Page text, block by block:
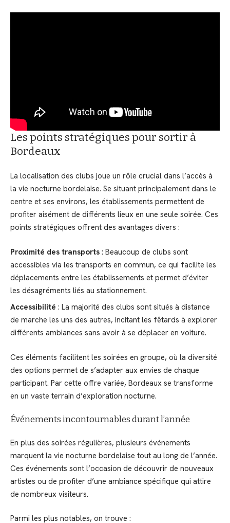
Les points stratégiques pour sortir à
Bordeaux
La localisation des clubs joue un rôle crucial dans l’accès à
la vie nocturne bordelaise. Se situant principalement dans le
centre et ses environs, les établissements permettent de
profiter aisément de différents lieux en une seule soirée. Ces
points stratégiques offrent des avantages divers :
Proximité des transports : Beaucoup de clubs sont
accessibles via les transports en commun, ce qui facilite les
déplacements entre les établissements et permet d’éviter
les désagréments liés au stationnement.
Accessibilité : La majorité des clubs sont situés à distance
de marche les uns des autres, incitant les fêtards à explorer
différents ambiances sans avoir à se déplacer en voiture.
Ces éléments facilitent les soirées en groupe, où la diversité
des options permet de s’adapter aux envies de chaque
participant. Par cette offre variée, Bordeaux se transforme
en un vaste terrain d’exploration nocturne.
Événements incontournables durant l’année
En plus des soirées régulières, plusieurs événements
marquent la vie nocturne bordelaise tout au long de l’année.
Ces événements sont l’occasion de découvrir de nouveaux
artistes ou de profiter d’une ambiance spécifique qui attire
de nombreux visiteurs.
Parmi les plus notables, on trouve :